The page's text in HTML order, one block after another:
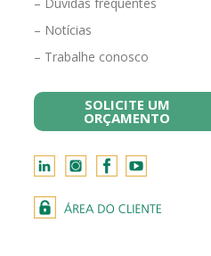
– Dúvidas frequentes
– Notícias
– Trabalhe conosco
SOLICITE UM
ORÇAMENTO